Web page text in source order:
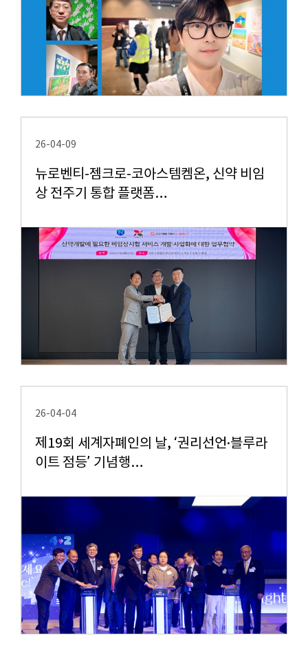
26-04-09
뉴로벤티-젬크로-코아스템켐온, 신약 비임
상 전주기 통합 플랫폼…
26-04-04
제19회 세계자폐인의 날, ‘권리선언·블루라
이트 점등’ 기념행…